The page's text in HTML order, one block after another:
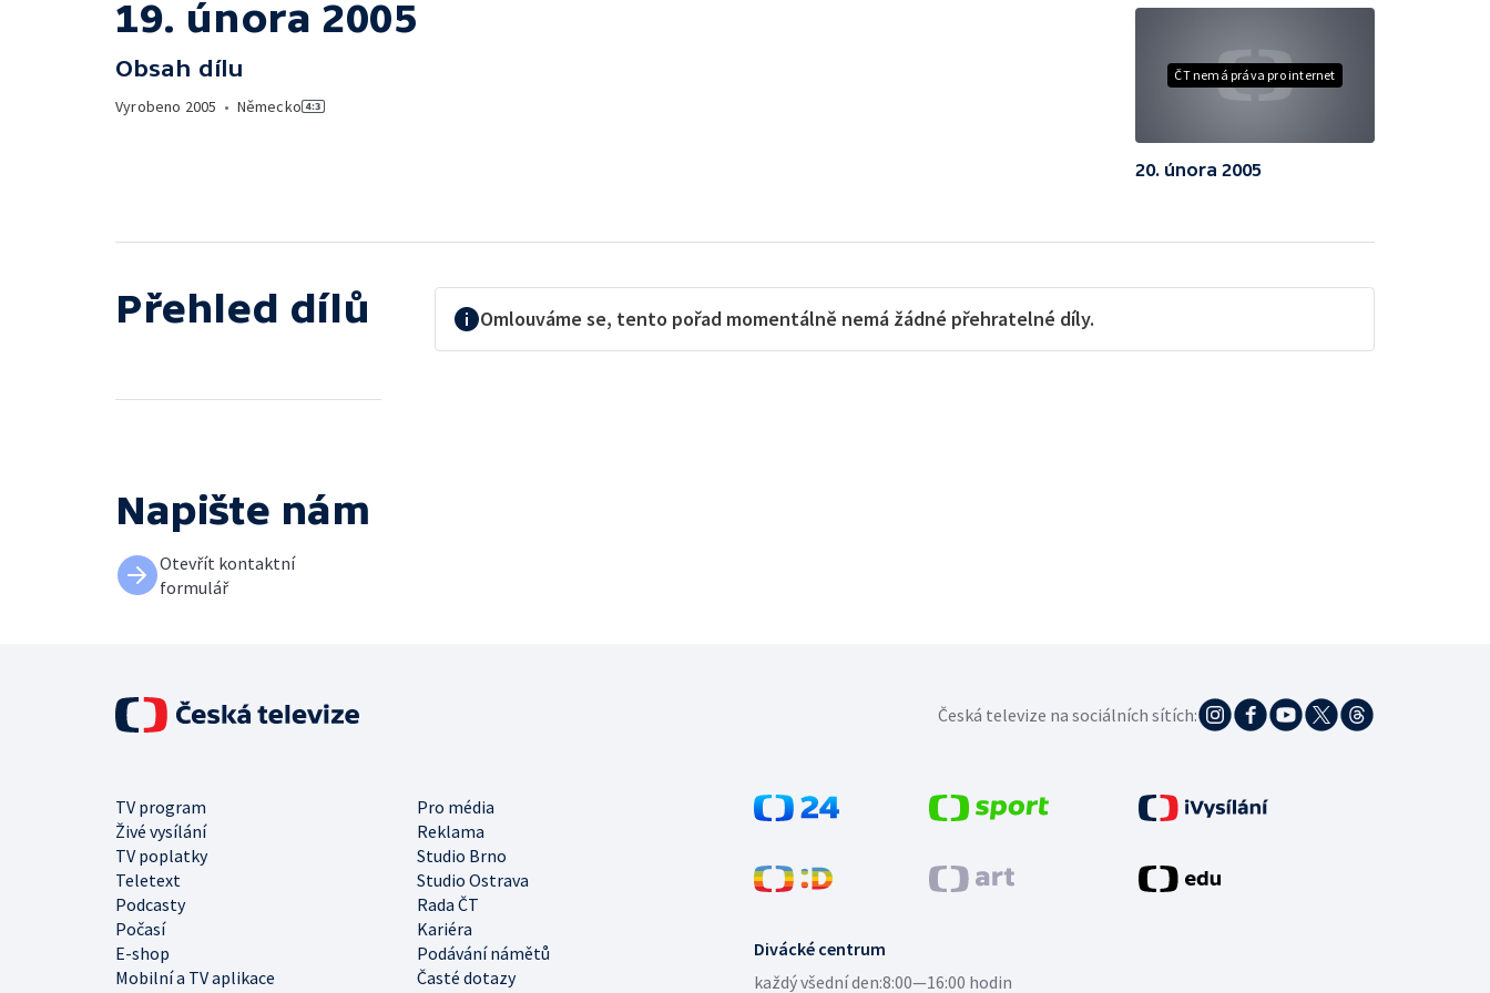
19. února 2005
Obsah dílu
Vyrobeno 2005 • Německo
ČT nemá práva pro internet
20. února 2005
Přehled dílů Omlouváme se, tento pořad momentálně nemá žádné přehratelné díly.
Napište nám
Otevřít kontaktní
formulář
Divácké centrum
každý všední den:8:00—16:00 hodin
TV program
Pro média
Živé vysílání
Reklama
TV poplatky
Studio Brno
Teletext
Studio Ostrava
Podcasty
Rada ČT
Počasí
Kariéra
E-shop
Podávání námětů
Mobilní a TV aplikace
Časté dotazy
Česká televize na sociálních sítích: